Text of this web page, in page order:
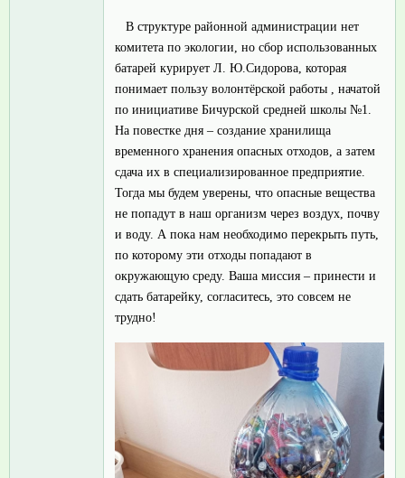
В структуре районной администрации нет
комитета по экологии, но сбор использованных
батарей курирует Л. Ю.Сидорова, которая
понимает пользу волонтёрской работы , начатой
по инициативе Бичурской средней школы №1.
На повестке дня – создание хранилища
временного хранения опасных отходов, а затем
сдача их в специализированное предприятие.
Тогда мы будем уверены, что опасные вещества
не попадут в наш организм через воздух, почву
и воду. А пока нам необходимо перекрыть путь,
по которому эти отходы попадают в
окружающую среду. Ваша миссия – принести и
сдать батарейку, согласитесь, это совсем не
трудно!